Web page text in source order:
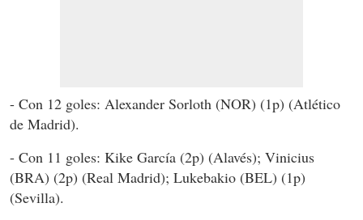
- Con 12 goles: Alexander Sorloth (NOR) (1p) (Atlético
de Madrid).
- Con 11 goles: Kike García (2p) (Alavés); Vinicius
(BRA) (2p) (Real Madrid); Lukebakio (BEL) (1p)
(Sevilla).